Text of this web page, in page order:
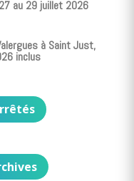
27 au 29 juillet 2026
à Saint Just,
inclus